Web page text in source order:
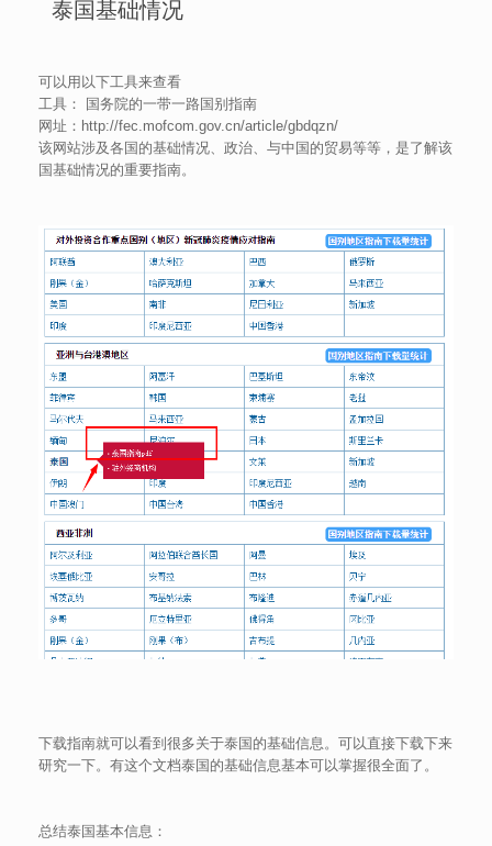
泰国基础情况
可以用以下工具来查看
工具： 国务院的一带一路国别指南
网址：http://fec.mofcom.gov.cn/article/gbdqzn/
该网站涉及各国的基础情况、政治、与中国的贸易等等，是了解该
国基础情况的重要指南。
下载指南就可以看到很多关于泰国的基础信息。可以直接下载下来
研究一下。有这个文档泰国的基础信息基本可以掌握很全面了。
总结泰国基本信息：